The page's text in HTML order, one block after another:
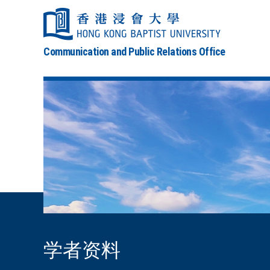
Communication and Public Relations Office
学者资料